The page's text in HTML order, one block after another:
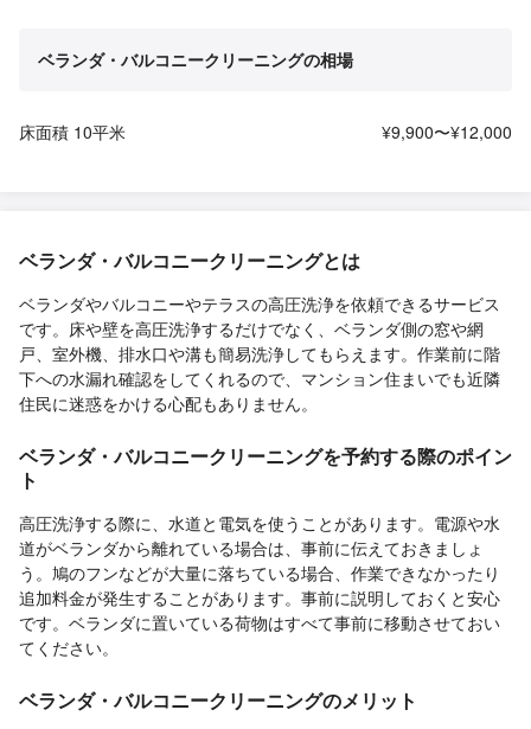
ベランダ・バルコニークリーニングの相場
床面積 10平米 ¥9,900〜¥12,000
ベランダ・バルコニークリーニングとは
ベランダやバルコニーやテラスの高圧洗浄を依頼できるサービス
です。床や壁を高圧洗浄するだけでなく、ベランダ側の窓や網
戸、室外機、排水口や溝も簡易洗浄してもらえます。作業前に階
下への水漏れ確認をしてくれるので、マンション住まいでも近隣
住民に迷惑をかける心配もありません。
ベランダ・バルコニークリーニングを予約する際のポイン
ト
高圧洗浄する際に、水道と電気を使うことがあります。電源や水
道がベランダから離れている場合は、事前に伝えておきましょ
う。鳩のフンなどが大量に落ちている場合、作業できなかったり
追加料金が発生することがあります。事前に説明しておくと安心
です。ベランダに置いている荷物はすべて事前に移動させておい
てください。
ベランダ・バルコニークリーニングのメリット